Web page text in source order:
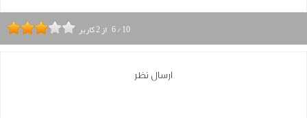
6/10 از2کاربر
ارسال نظر